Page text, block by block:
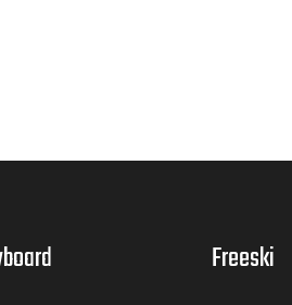
Freeski